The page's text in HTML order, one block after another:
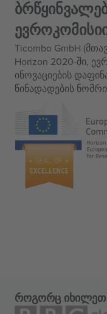
Ticombo GmbH
Horizon 2020-ში,
ინოვაციების
წინადადების
როგორც იხილეთ